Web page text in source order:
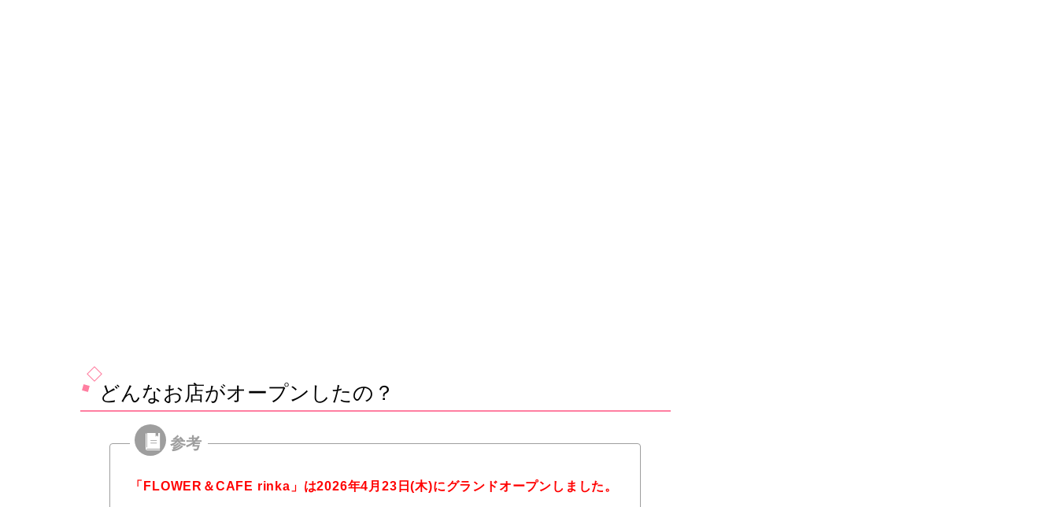
どんなお店がオープンしたの？
「FLOWER＆CAFE rinka」は2026年4月23日(木)にグランドオープンしました。